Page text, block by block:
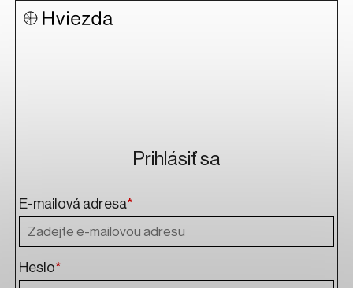
Prihlásiť sa
E-mailová adresa*
Heslo*